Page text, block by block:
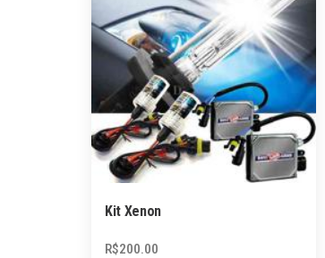
Kit Xenon
R$200.00